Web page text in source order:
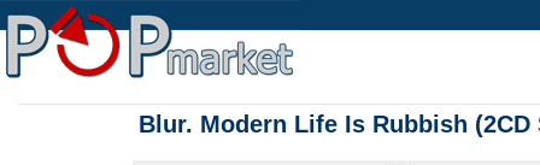
Blur. Modern Life Is Rubbish